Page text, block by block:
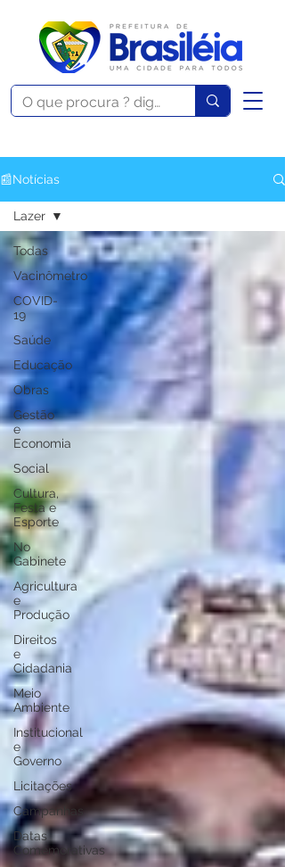
📰Notícias
Todas
Vacinômetro
COVID-
19
Saúde
Educação
Obras
Gestão
e
Economia
Social
Cultura,
Festa e
Esporte
No
Gabinete
Agricultura
e
Produção
Direitos
e
Cidadania
Meio
Ambiente
Institucional
e
Governo
Licitações
Campanhas
Datas
Comemorativas
Lazer